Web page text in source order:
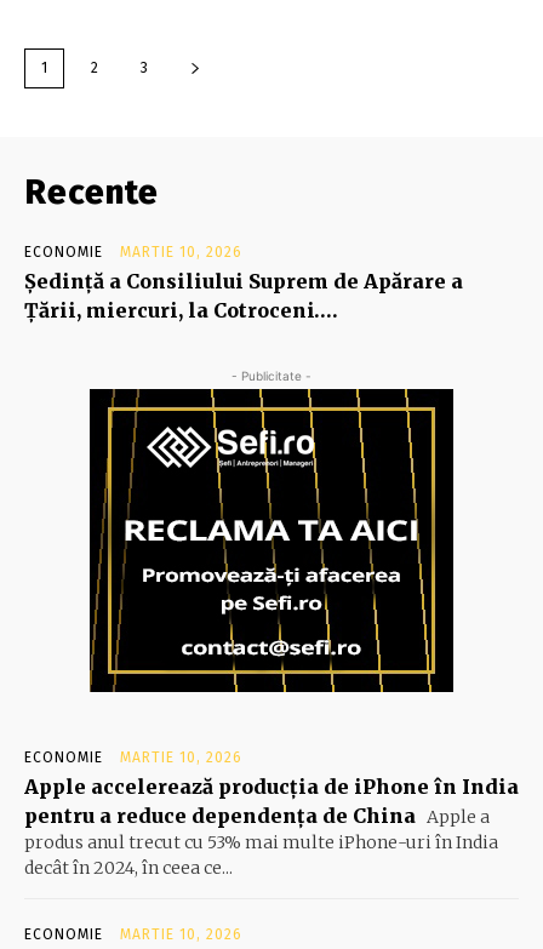
1 2 3
Recente
ECONOMIE MARTIE 10, 2026
Şedinţă a Consiliului Suprem de Apărare a
Ţării, miercuri, la Cotroceni….
- Publicitate -
ECONOMIE MARTIE 10, 2026
Apple accelerează producția de iPhone în India
pentru a reduce dependența de China Apple a
produs anul trecut cu 53% mai multe iPhone-uri în India
decât în 2024, în ceea ce...
ECONOMIE MARTIE 10, 2026